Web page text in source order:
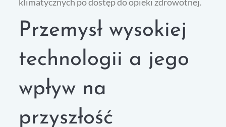
Przemysł wysokiej
technologii a jego
wpływ na
przyszłość